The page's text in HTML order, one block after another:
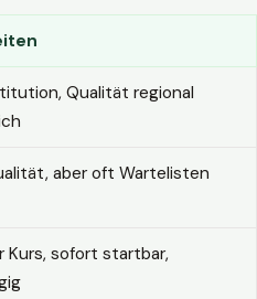
Qualität regional
aber oft Wartelisten
Kurs, sofort startbar,